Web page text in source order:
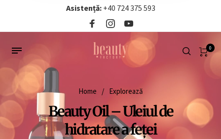
Asistență: +40 724 375 593‬
0
Home / Explorează
Beauty Oil – Uleiul de
hidratare a feței